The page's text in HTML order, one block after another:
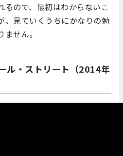
るので、最初はわからないこ
、見ていくうちにかなりの勉
ません。
ル・ストリート（2014年